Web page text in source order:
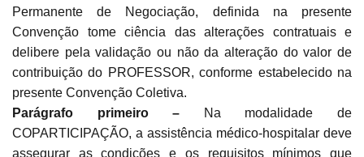
Permanente de Negociação, definida na presente
Convenção tome ciência das alterações contratuais e
delibere pela validação ou não da alteração do valor de
contribuição do PROFESSOR, conforme estabelecido na
presente Convenção Coletiva.
Parágrafo primeiro –
Na modalidade de
COPARTICIPAÇÃO, a assistência médico-hospitalar deve
assegurar as condições e os requisitos mínimos que